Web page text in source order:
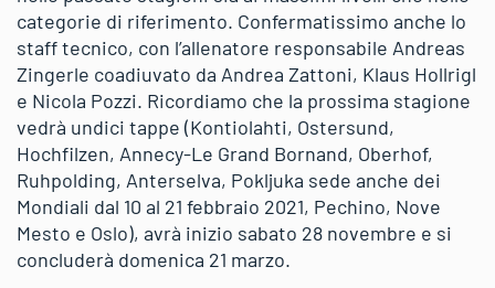
categorie di riferimento. Confermatissimo anche lo
staff tecnico, con l’allenatore responsabile Andreas
Zingerle coadiuvato da Andrea Zattoni, Klaus Hollrigl
e Nicola Pozzi. Ricordiamo che la prossima stagione
vedrà undici tappe (Kontiolahti, Ostersund,
Hochfilzen, Annecy-Le Grand Bornand, Oberhof,
Ruhpolding, Anterselva, Pokljuka sede anche dei
Mondiali dal 10 al 21 febbraio 2021, Pechino, Nove
Mesto e Oslo), avrà inizio sabato 28 novembre e si
concluderà domenica 21 marzo.